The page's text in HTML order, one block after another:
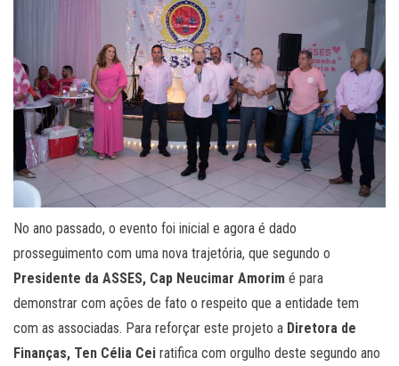
No ano passado, o evento foi inicial e agora é dado
prosseguimento com uma nova trajetória, que segundo o
Presidente da ASSES, Cap Neucimar Amorim é para
demonstrar com ações de fato o respeito que a entidade tem
com as associadas. Para reforçar este projeto a Diretora de
Finanças, Ten Célia Cei ratifica com orgulho deste segundo ano